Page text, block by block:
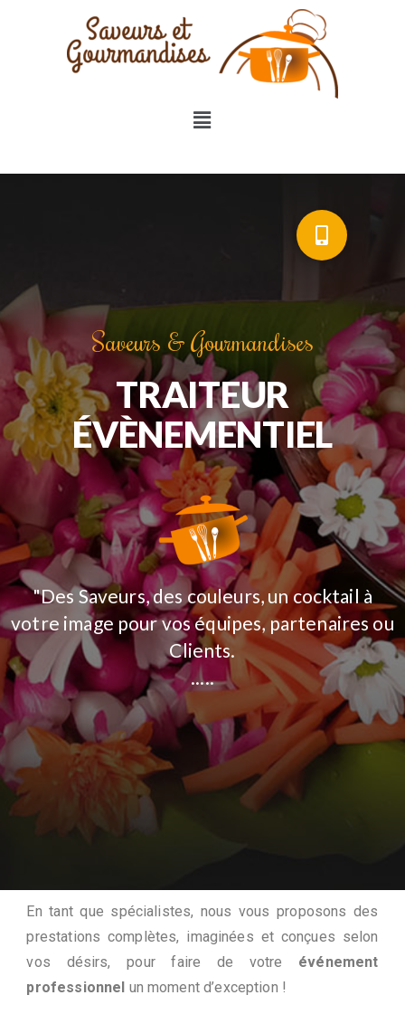
Saveurs & Gourmandises
TRAITEUR
ÉVÈNEMENTIEL
"Des Saveurs, des couleurs, un cocktail à
votre image pour vos équipes, partenaires ou
Clients.
.....
En tant que spécialistes, nous vous proposons des
prestations complètes, imaginées et conçues selon
vos désirs, pour faire de votre événement
professionnel un moment d’exception !